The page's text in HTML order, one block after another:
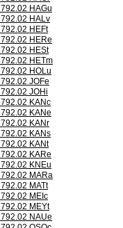
792.02 HAGu
792.02 HALv
792.02 HEFt
792.02 HERe
792.02 HESt
792.02 HETm
792.02 HOLu
792.02 JOFe
792.02 JOHi
792.02 KANc
792.02 KANe
792.02 KANr
792.02 KANs
792.02 KANt
792.02 KARe
792.02 KNEu
792.02 MARa
792.02 MATt
792.02 MEIc
792.02 MEYt
792.02 NAUe